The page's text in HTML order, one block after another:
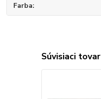
Farba
Súvisiaci tovar